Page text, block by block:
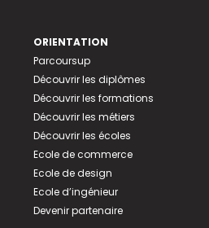
ORIENTATION
Parcoursup
Découvrir les diplômes
Découvrir les formations
Découvrir les métiers
Découvrir les écoles
Ecole de commerce
Ecole de design
Ecole d’ingénieur
Devenir partenaire